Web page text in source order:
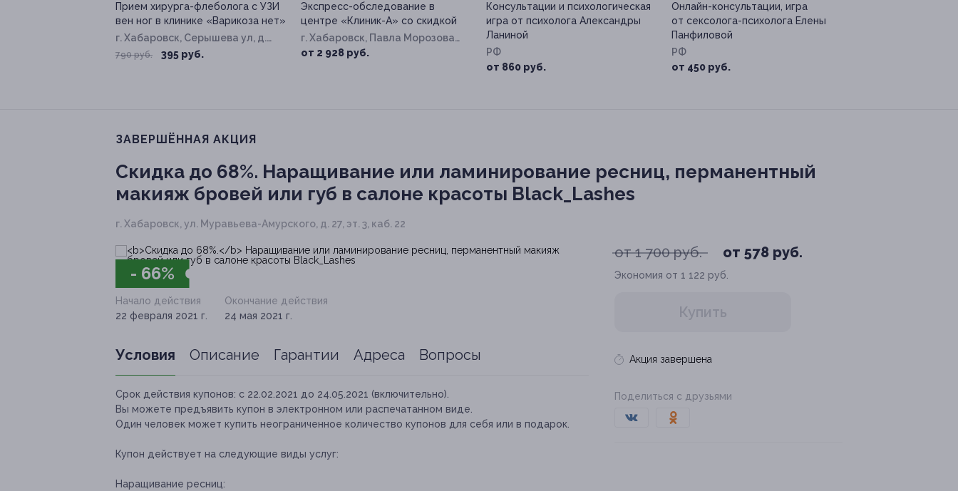
Прием хирурга-флеболога с УЗИ
вен ног в клинике «Варикоза нет»
г. Хабаровск, Серышева ул, д.
72
790 руб. 395 руб.
Экспресс-обследование в
центре «Клиник-А» со скидкой
г. Хабаровск, Павла Морозова
ул, д. 96
от 2 928 руб.
Консультации и психологическая
игра от психолога Александры
Ланиной
РФ
от 860 руб.
Онлайн-консультации, игра
от сексолога-психолога Елены
Панфиловой
РФ
от 450 руб.
ЗАВЕРШЁННАЯ АКЦИЯ
Скидка до 68%. Наращивание или ламинирование ресниц, перманентный
макияж бровей или губ в салоне красоты Black_Lashes
г. Хабаровск, ул. Муравьева-Амурского, д. 27, эт. 3, каб. 22
- 66%
от 1 700 руб. от 578 руб.
Экономия от 1 122 руб.
Купить
Акция завершена
Поделиться с друзьями
Начало действия
22 февраля 2021 г.
Окончание действия
24 мая 2021 г.
Условия Описание Гарантии Адреса Вопросы
Срок действия купонов: с 22.02.2021 до 24.05.2021 (включительно).
Вы можете предъявить купон в электронном или распечатанном виде.
Один человек может купить неограниченное количество купонов для себя или в подарок.
Купон действует на следующие виды услуг:
Наращивание ресниц: